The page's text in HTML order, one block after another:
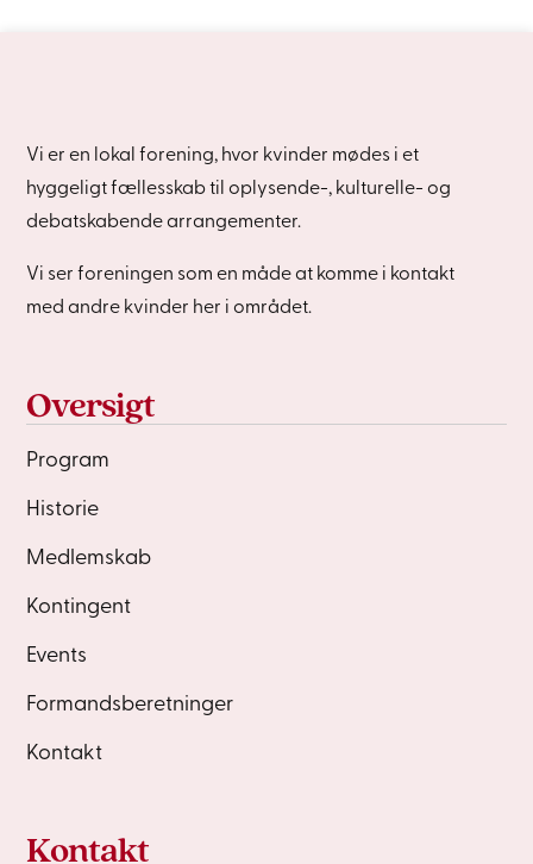
Vi er en lokal forening, hvor kvinder mødes i et
hyggeligt fællesskab til oplysende-, kulturelle- og
debatskabende arrangementer.
Vi ser foreningen som en måde at komme i kontakt
med andre kvinder her i området.
Oversigt
Program
Historie
Medlemskab
Kontingent
Events
Formandsberetninger
Kontakt
Kontakt